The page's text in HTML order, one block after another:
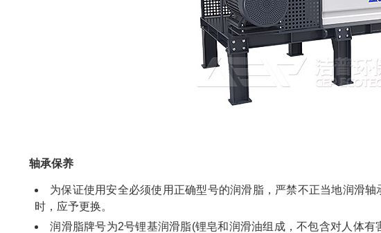
轴承保养
为保证使用安全必须使用正确型号的润滑脂，严禁不正当地润滑
时，应予更换。
润滑脂牌号为2号锂基润滑脂(锂皂和润滑油组成，不包含对人体